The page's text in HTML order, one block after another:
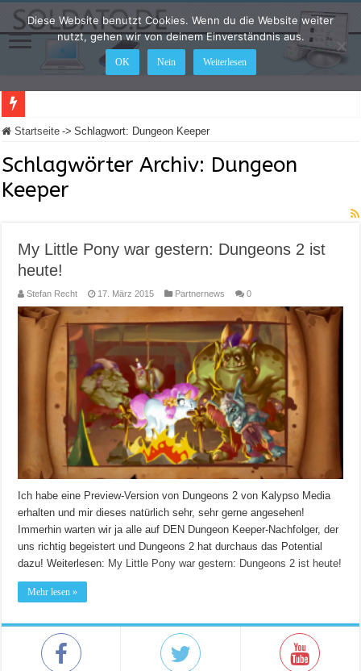
LEGO Star Wars: Die Skywalker Saga – Hier sind alle Cheat Codes für das Spiel
Startseite -> Schlagwort: Dungeon Keeper
Schlagwörter Archiv: Dungeon
Keeper
My Little Pony war gestern: Dungeons 2 ist
heute!
Stefan Recht 17. März 2015 Partnernews 0
Ich habe eine Preview-Version von Dungeons 2 von Kalypso Media
erhalten und mir dieses natürlich sehr, sehr gerne angesehen!
Immerhin warten wir ja alle auf DEN Dungeon Keeper-Nachfolger, der
uns richtig begeistert und Dungeons 2 hat durchaus das Potential
dazu! Weiterlesen: My Little Pony war gestern: Dungeons 2 ist heute!
Mehr lesen »
Diese Website benutzt Cookies. Wenn du die Website weiter
nutzt, gehen wir von deinem Einverständnis aus.
OK Nein Weiterlesen